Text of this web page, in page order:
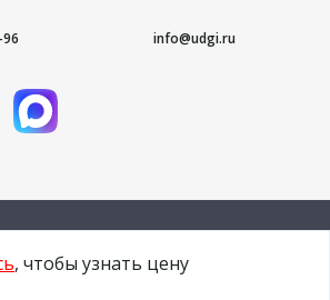
, чтобы узнать цену
info@udgi.ru